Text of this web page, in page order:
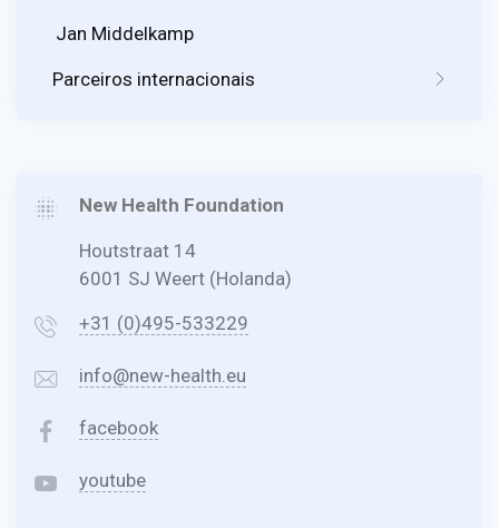
Jan Middelkamp
Parceiros internacionais
New Health Foundation
Houtstraat 14
6001 SJ Weert (Holanda)
+31 (0)495-533229
info@new-health.eu
facebook
youtube